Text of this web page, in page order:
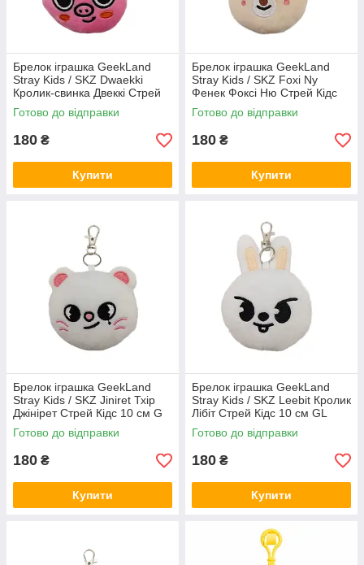
Брелок іграшка GeekLand
Stray Kids / SKZ Dwaekki
Кролик-свинка Двеккі Стрей
Кідс 10 см G SKZ D05
Готово до відправки
180 ₴
Купити
Брелок іграшка GeekLand
Stray Kids / SKZ Foxi Ny
Фенек Фоксі Ню Стрей Кідс
10 см G SKZ FN07
Готово до відправки
180 ₴
Купити
Брелок іграшка GeekLand
Stray Kids / SKZ Jiniret Тхір
Джінірет Стрей Кідс 10 см G
SKZ J08
Готово до відправки
180 ₴
Купити
Брелок іграшка GeekLand
Stray Kids / SKZ Leebit Кролик
Лібіт Стрей Кідс 10 см GL
SKZ L 06
Готово до відправки
180 ₴
Купити